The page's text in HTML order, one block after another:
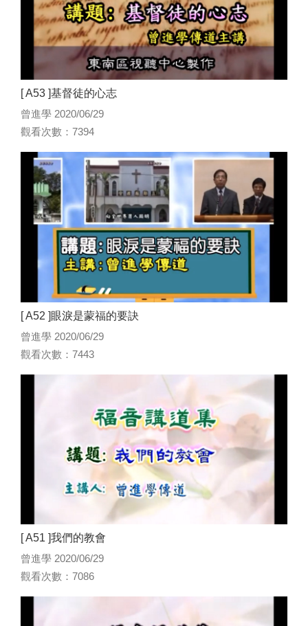
[ A53 ]基督徒的心志
曾進學 2020/06/29
觀看次數：7394
[ A52 ]眼淚是蒙福的要訣
曾進學 2020/06/29
觀看次數：7443
[ A51 ]我們的教會
曾進學 2020/06/29
觀看次數：7086